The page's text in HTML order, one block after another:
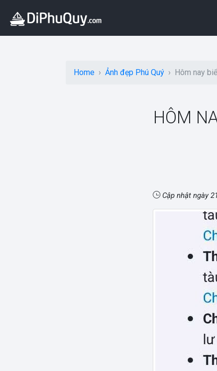
Home Ảnh đẹp Phú Quý Hôm nay
HÔM
Cập nhật ngày